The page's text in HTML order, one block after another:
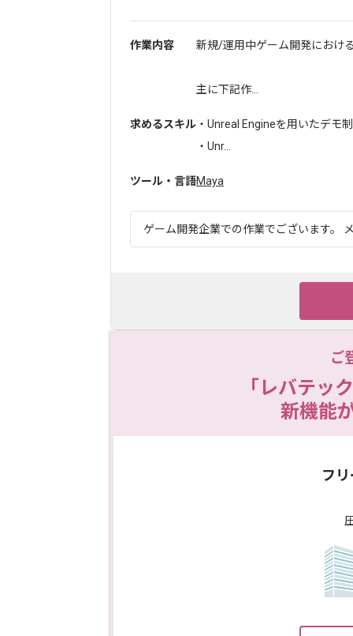
作業内容 新規/運用中ゲーム開発におけ
主に下記作...
求めるスキル ・Unreal Engineを用いたデモ
・Unr...
ツール・言語Maya
ゲーム開発企業での作業でございます。
ご
「レバテッ
新機能
フ